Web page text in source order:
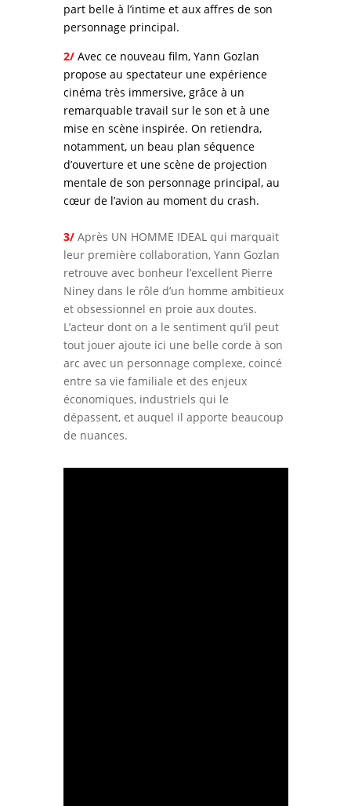
part belle à l’intime et aux affres de son
personnage principal.
2/ Avec ce nouveau film, Yann Gozlan
propose au spectateur une expérience
cinéma très immersive, grâce à un
remarquable travail sur le son et à une
mise en scène inspirée. On retiendra,
notamment, un beau plan séquence
d’ouverture et une scène de projection
mentale de son personnage principal, au
cœur de l’avion au moment du crash.
3/ Après UN HOMME IDEAL qui marquait
leur première collaboration, Yann Gozlan
retrouve avec bonheur l’excellent Pierre
Niney dans le rôle d’un homme ambitieux
et obsessionnel en proie aux doutes.
L’acteur dont on a le sentiment qu’il peut
tout jouer ajoute ici une belle corde à son
arc avec un personnage complexe, coincé
entre sa vie familiale et des enjeux
économiques, industriels qui le
dépassent, et auquel il apporte beaucoup
de nuances.